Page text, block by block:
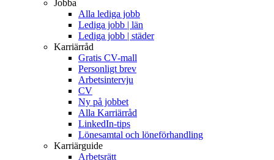
Jobba
Alla lediga jobb
Lediga jobb | län
Lediga jobb | städer
Karriärråd
Gratis CV-mall
Personligt brev
Arbetsintervju
CV
Ny på jobbet
Alla Karriärråd
LinkedIn-tips
Lönesamtal och löneförhandling
Karriärguide
Arbetsrätt